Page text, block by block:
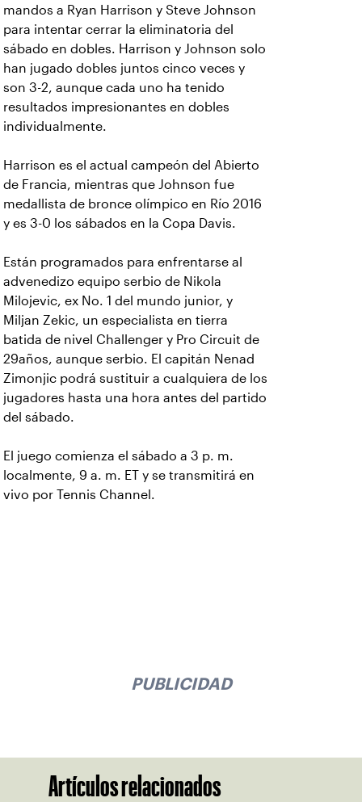
mandos a Ryan Harrison y Steve Johnson
para intentar cerrar la eliminatoria del
sábado en dobles. Harrison y Johnson solo
han jugado dobles juntos cinco veces y
son 3-2, aunque cada uno ha tenido
resultados impresionantes en dobles
individualmente.
Harrison es el actual campeón del Abierto
de Francia, mientras que Johnson fue
medallista de bronce olímpico en Río 2016
y es 3-0 los sábados en la Copa Davis.
Están programados para enfrentarse al
advenedizo equipo serbio de Nikola
Milojevic, ex No. 1 del mundo junior, y
Miljan Zekic, un especialista en tierra
batida de nivel Challenger y Pro Circuit de
29años, aunque serbio. El capitán Nenad
Zimonjic podrá sustituir a cualquiera de los
jugadores hasta una hora antes del partido
del sábado.
El juego comienza el sábado a 3 p. m.
localmente, 9 a. m. ET y se transmitirá en
vivo por Tennis Channel.
PUBLICIDAD
Artículos relacionados